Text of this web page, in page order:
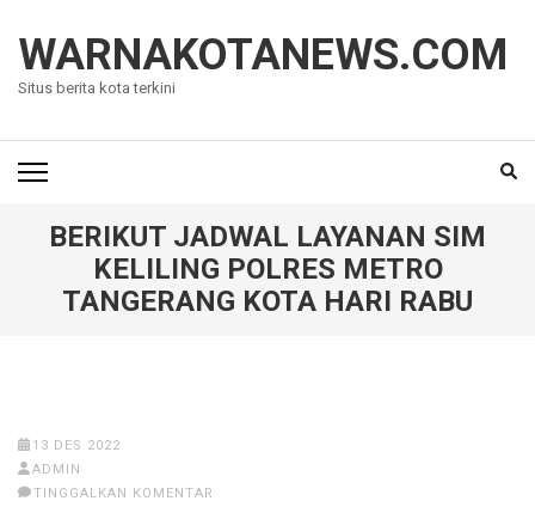
konten
(Tekan
WARNAKOTANEWS.COM
Situs berita kota terkini
BERIKUT JADWAL LAYANAN SIM
KELILING POLRES METRO
TANGERANG KOTA HARI RABU
13 DES 2022
ADMIN
TINGGALKAN KOMENTAR